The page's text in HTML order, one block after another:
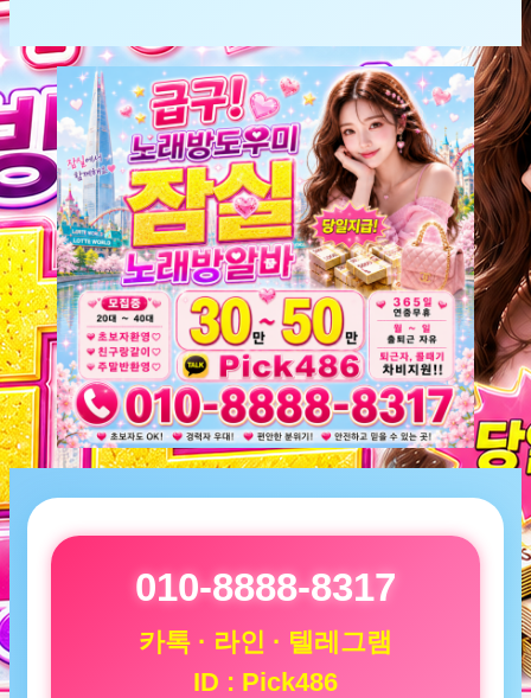
010-8888-8317
카톡 · 라인 · 텔레그램
ID : Pick486